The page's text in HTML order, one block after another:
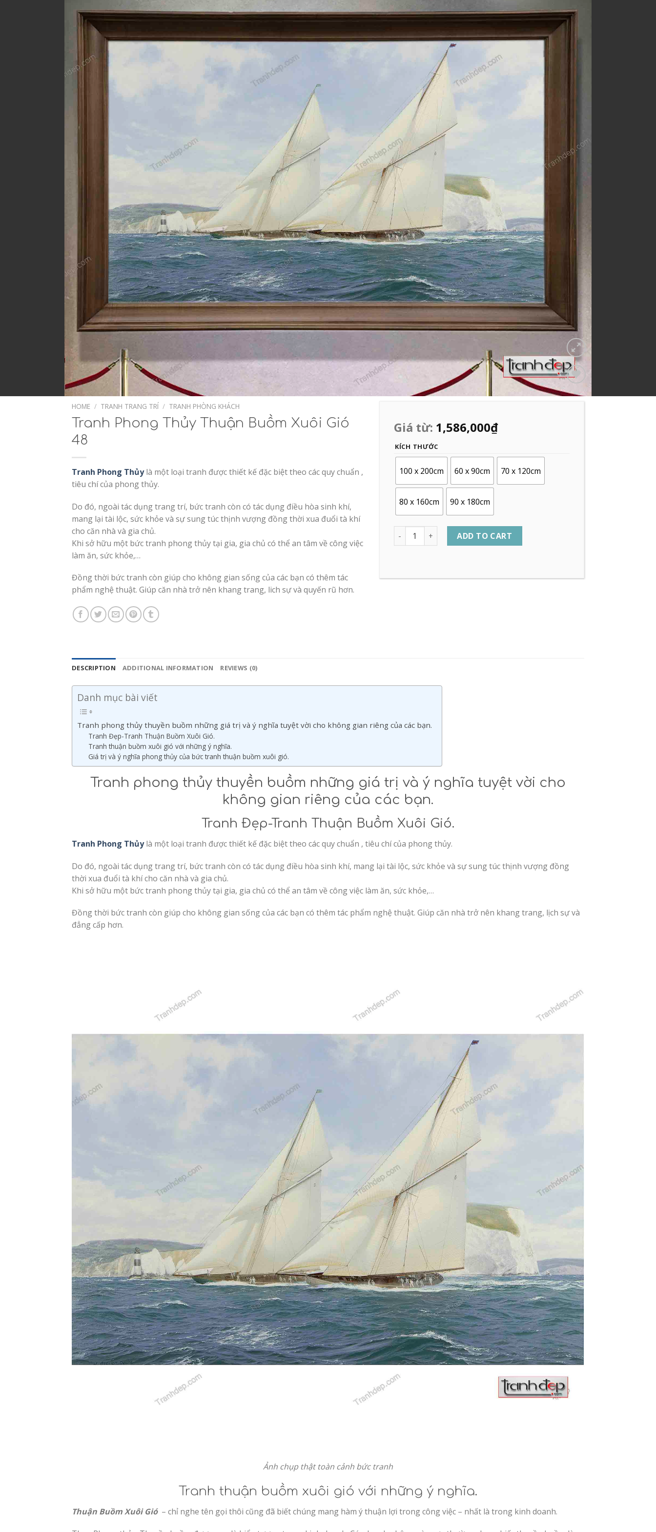
Add to
HOME / TRANH TRANG TRÍ / TRANH PHÒNG KHÁCH
Tranh Phong Thủy Thuận Buồm Xuôi Gió
48
Tranh Phong Thủylà một loại tranh được thiết kế đặc biệt theo các quy chuẩn ,
tiêu chí của phong thủy.
Do đó, ngoài tác dụng trang trí, bức tranh còn có tác dụng điều hòa sinh khí,
mang lại tài lộc, sức khỏe và sự sung túc thịnh vượng đồng thời xua đuổi tà khí
cho căn nhà và gia chủ.
Khi sở hữu một bức tranh phong thủy tại gia, gia chủ có thể an tâm về công việc
làm ăn, sức khỏe,…
Đồng thời bức tranh còn giúp cho không gian sống của các bạn có thêm tác
phẩm nghệ thuật. Giúp căn nhà trở nên khang trang, lich sự và quyến rũ hơn.
Giá từ: 1,586,000₫
KÍCH THƯỚC
100 x 200cm 60 x 90cm 70 x 120cm
80 x 160cm 90 x 180cm
Quantity ADD TO CART
DESCRIPTION ADDITIONAL INFORMATION REVIEWS (0)
Danh mục bài viết
Tranh phong thủy thuyền buồm những giá trị và ý nghĩa tuyệt vời cho không gian riêng của các bạn.
Tranh Đẹp-Tranh Thuận Buồm Xuôi Gió.
Tranh thuận buồm xuôi gió với những ý nghĩa.
Giá trị và ý nghĩa phong thủy của bức tranh thuận buồm xuôi gió.
Tranh phong thủy thuyền buồm những giá trị và ý nghĩa tuyệt vời cho
không gian riêng của các bạn.
Tranh Đẹp-Tranh Thuận Buồm Xuôi Gió.
Tranh Phong Thủylà một loại tranh được thiết kế đặc biệt theo các quy chuẩn , tiêu chí của phong thủy.
Do đó, ngoài tác dụng trang trí, bức tranh còn có tác dụng điều hòa sinh khí, mang lại tài lộc, sức khỏe và sự sung túc thịnh vượng đồng
thời xua đuổi tà khí cho căn nhà và gia chủ.
Khi sở hữu một bức tranh phong thủy tại gia, gia chủ có thể an tâm về công việc làm ăn, sức khỏe,…
Đồng thời bức tranh còn giúp cho không gian sống của các bạn có thêm tác phẩm nghệ thuật. Giúp căn nhà trở nên khang trang, lịch sự và
đẳng cấp hơn.
Ảnh chụp thật toàn cảnh bức tranh
Tranh thuận buồm xuôi gió với những ý nghĩa.
Thuận Buồm Xuôi Gió– chỉ nghe tên gọi thôi cũng đã biết chúng mang hàm ý thuận lợi trong công việc – nhất là trong kinh doanh.